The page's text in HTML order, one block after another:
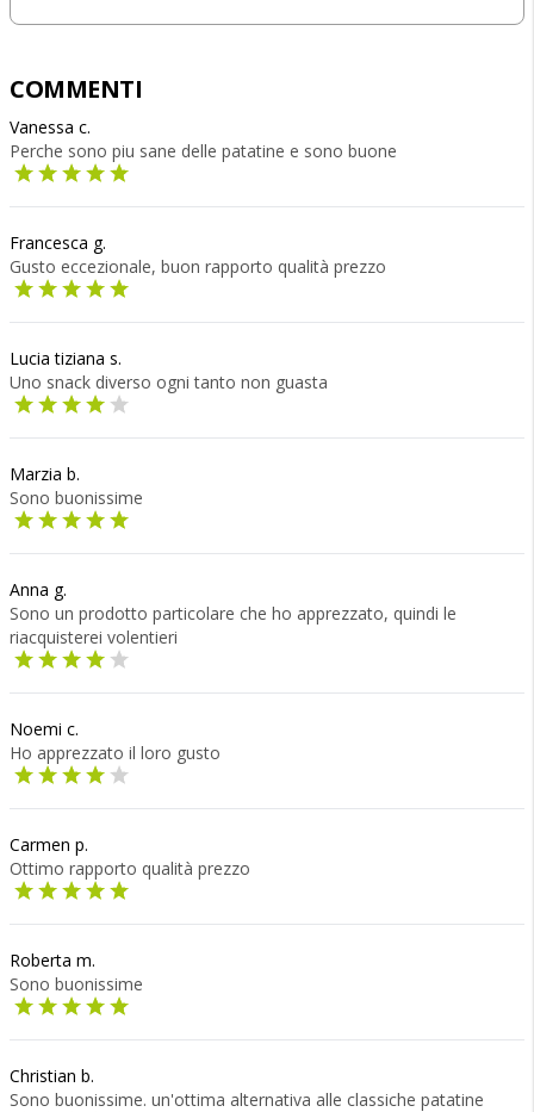
COMMENTI
Vanessa c.
Perche sono piu sane delle patatine e sono buone
Francesca g.
Gusto eccezionale, buon rapporto qualità prezzo
Lucia tiziana s.
Uno snack diverso ogni tanto non guasta
Marzia b.
Sono buonissime
Anna g.
Sono un prodotto particolare che ho apprezzato, quindi le
riacquisterei volentieri
Noemi c.
Ho apprezzato il loro gusto
Carmen p.
Ottimo rapporto qualità prezzo
Roberta m.
Sono buonissime
Christian b.
Sono buonissime. un'ottima alternativa alle classiche patatine